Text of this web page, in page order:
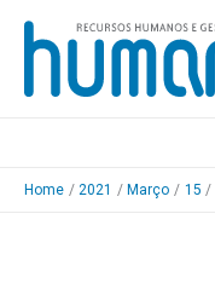
Skip
content
Home 2021 Março 15